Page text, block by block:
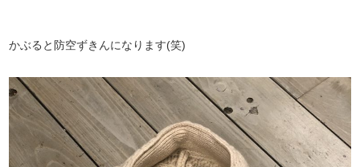
かぶると防空ずきんになります(笑)